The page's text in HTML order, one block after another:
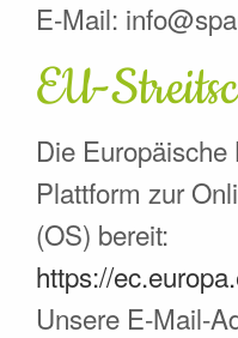
E-Mail:
EU-
Die
Plattform zur
(OS) bereit:
https://
Unsere E-Mail-